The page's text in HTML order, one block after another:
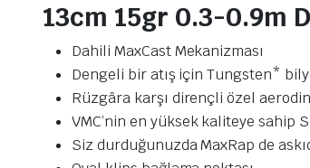
13cm 15gr 0.3-0.9m
Dahili MaxCast Mekanizması
Dengeli bir atış için Tungsten*
Rüzgâra karşı dirençli özel
VMC’nin en yüksek kaliteye sahip
Siz durduğunuzda MaxRap de